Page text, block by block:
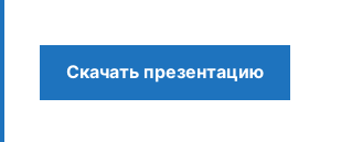
Скачать презентацию